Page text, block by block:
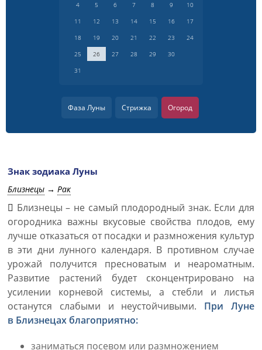
4
5 6 7 8 9
10
11
12 13 14 15 16
17
18
19 20 21 22 23
24
25
26 27 28 29
30
31
Фаза Луны Стрижка Огород
Знак зодиака Луны
Близнецы → Рак
Близнецы – не самый плодородный знак. Если для
огородника важны вкусовые свойства плодов, ему
лучше отказаться от посадки и размножения культур
в эти дни лунного календаря. В противном случае
урожай получится пресноватым и неароматным.
Развитие растений будет сконцентрировано на
усилении корневой системы, а стебли и листья
останутся слабыми и неустойчивыми. При Луне
в Близнецах благоприятно:
заниматься посевом или размножением